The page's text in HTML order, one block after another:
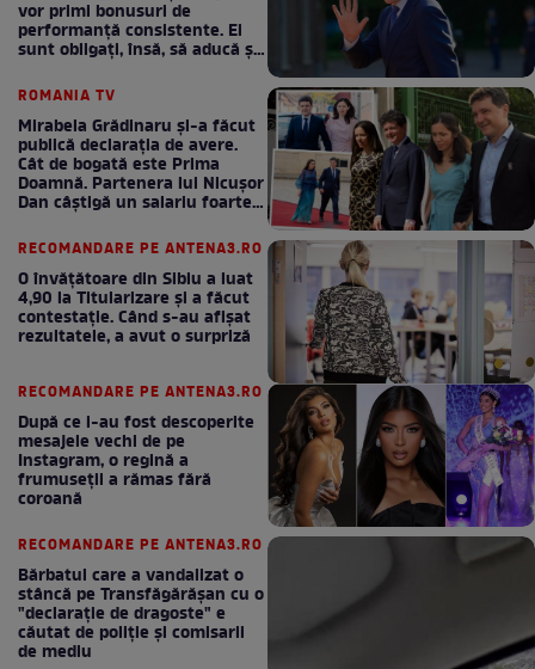
vor primi bonusuri de
performanță consistente. Ei
sunt obligați, însă, să aducă și
ROMANIA TV
Mirabela Grădinaru și-a făcut
publică declarația de avere.
Cât de bogată este Prima
Doamnă. Partenera lui Nicușor
Dan câștigă un salariu foarte
RECOMANDARE PE ANTENA3.RO
O învățătoare din Sibiu a luat
4,90 la Titularizare și a făcut
contestație. Când s-au afișat
rezultatele, a avut o surpriză
RECOMANDARE PE ANTENA3.RO
După ce i-au fost descoperite
mesajele vechi de pe
Instagram, o regină a
frumuseții a rămas fără
coroană
RECOMANDARE PE ANTENA3.RO
Bărbatul care a vandalizat o
stâncă pe Transfăgărășan cu o
"declaraţie de dragoste" e
căutat de poliție și comisarii
de mediu